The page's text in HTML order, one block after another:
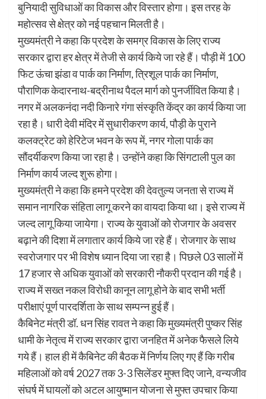
बुनियादी सुविधाओं का विकास और विस्तार होगा। इस तरह के
महोत्सव से क्षेत्र को नई पहचान मिलती है।
मुख्यमंत्री ने कहा कि प्रदेश के समग्र विकास के लिए राज्य
सरकार द्वारा हर क्षेत्र में तेजी से कार्य किये जा रहे हैं। पौड़ी में 100
फिट ऊंचा झंडा व पार्क का निर्माण, त्रिशूल पार्क का निर्माण,
पौराणिक केदारनाथ-बद्रीनाथ पैदल मार्ग को पुनर्जीवित किया है।
नगर में अलकनंदा नदी किनारे गंगा संस्कृति केंद्र का कार्य किया जा
रहा है। धारी देवी मंदिर में सुधारीकरण कार्य, पौड़ी के पुराने
कलक्ट्रेट को हेरिटेज भवन के रूप में, नगर गोला पार्क का
सौंदर्यीकरण किया जा रहा है। उन्होंने कहा कि सिंगटाली पुल का
निर्माण कार्य जल्द शुरू होगा।
मुख्यमंत्री ने कहा कि हमने प्रदेश की देवतुल्य जनता से राज्य में
समान नागरिक संहिता लागू करने का वायदा किया था। इसे राज्य में
जल्द लागू किया जायेगा। राज्य के युवाओं को रोजगार के अवसर
बढ़ाने की दिशा में लगातार कार्य किये जा रहे हैं। रोजगार के साथ
स्वरोजगार पर भी विशेष ध्यान दिया जा रहा है। पिछले 03 सालों में
17 हजार से अधिक युवाओं को सरकारी नौकरी प्रदान की गई है।
राज्य में सख्त नकल विरोधी कानून लागू होने के बाद सभी भर्ती
परीक्षाएं पूर्ण पारदर्शिता के साथ सम्पन्न हुई हैं।
कैबिनेट मंत्री डॉ. धन सिंह रावत ने कहा कि मुख्यमंत्री पुष्कर सिंह
धामी के नेतृत्व में राज्य सरकार द्वारा जनहित में अनेक फैसले लिये
गये हैं। हाल ही में कैबिनेट की बैठक में निर्णय लिए गए हैं कि गरीब
महिलाओं को वर्ष 2027 तक 3-3 सिलेंडर मुफ्त दिए जाने, वन्यजीव
संघर्ष में घायलों को अटल आयुष्मान योजना से मुफ्त उपचार किया